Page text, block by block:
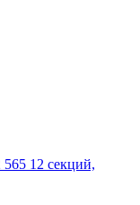
565 12 секций,